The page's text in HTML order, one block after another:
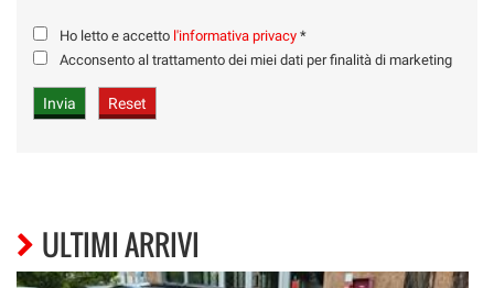
Ho letto e accetto l'informativa privacy *
Acconsento al trattamento dei miei dati per finalità di marketing
ULTIMI ARRIVI